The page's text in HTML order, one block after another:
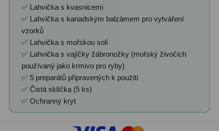
✅ Lahvička s kvasnicemi
✅ Lahvička s kanadským balzámem pro vytváření
vzorků
✅ Lahvička s mořskou solí
✅ Lahvička s vajíčky žábronožky (mořský živočich
používaný jako krmivo pro ryby)
✅ 5 preparátů připravených k použití
✅ Čistá sklíčka (5 ks)
✅ Ochranný kryt